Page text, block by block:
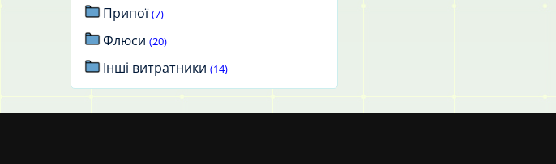
Припої (7)
Флюси (20)
Інші витратники (14)